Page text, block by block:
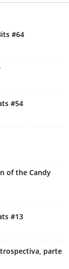
#64
#54
of the Candy
#13
parte